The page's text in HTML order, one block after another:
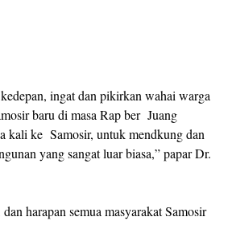
ingat dan pikirkan wahai warga
baru di masa Rap ber Juang
kali ke Samosir, untuk mendkung dan
yang sangat luar biasa,” papar Dr.
harapan semua masyarakat Samosir